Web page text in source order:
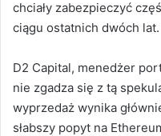
chciały zabezpieczyć
ciągu ostatnich dwóch lat.
D2 Capital, menedżer
nie zgadza się z tą
wyprzedaż wynika
słabszy popyt na